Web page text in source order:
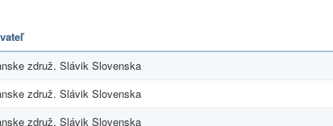
združ. Slávik Slovenska
združ. Slávik Slovenska
združ. Slávik Slovenska